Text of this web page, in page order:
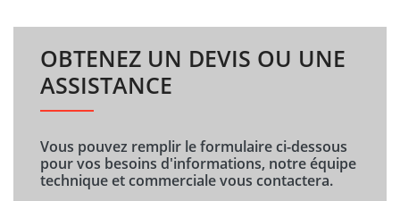
OBTENEZ UN DEVIS OU UNE
ASSISTANCE
Vous pouvez remplir le formulaire ci-dessous
pour vos besoins d'informations, notre équipe
technique et commerciale vous contactera.